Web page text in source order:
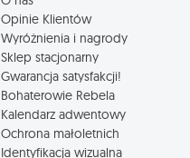
Opinie Klientów
Wyróżnienia i nagrody
Sklep stacjonarny
Gwarancja satysfakcji!
Bohaterowie Rebela
Kalendarz adwentowy
Ochrona małoletnich
Identyfikacja wizualna